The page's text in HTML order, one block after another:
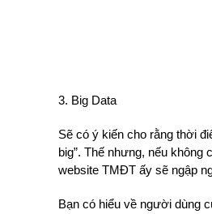
3. Big Data
Sẽ có ý kiến cho rằng thời
big”. Thế nhưng, nếu
website TMĐT ấy sẽ ngập
Bạn có hiểu về người dùng